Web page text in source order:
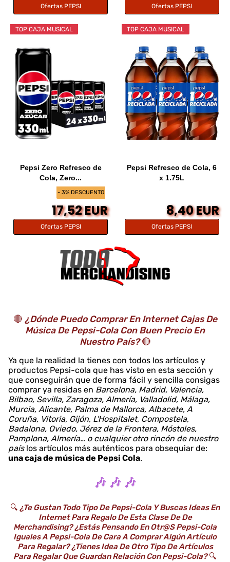
Ofertas PEPSI Ofertas PEPSI
- 3% DESCUENTO
TOP CAJA MUSICAL
Pepsi Zero Refresco de
Cola, Zero...
17,52 EUR
Ofertas PEPSI
TOP CAJA MUSICAL
Pepsi Refresco de Cola, 6
x 1.75L
8,40 EUR
Ofertas PEPSI
🔴 ¿Dónde Puedo Comprar En Internet Cajas De
Música De Pepsi-Cola Con Buen Precio En
Nuestro País?🔴
Ya que la realidad la tienes con todos los artículos y
productos Pepsi-cola que has visto en esta sección y
que conseguirán que de forma fácil y sencilla consigas
comprar ya residas en Barcelona, Madrid, Valencia,
Bilbao, Sevilla, Zaragoza, Almería, Valladolid, Málaga,
Murcia, Alicante, Palma de Mallorca, Albacete, A
Coruña, Vitoria, Gijón, L'Hospitalet, Compostela,
Badalona, Oviedo, Jérez de la Frontera, Móstoles,
Pamplona, Almería… o cualquier otro rincón de nuestro
paíslos artículos más auténticos para obsequiar de:
una caja de música de Pepsi Cola.
🎶 🎶 🎶
🔍 ¿Te Gustan Todo Tipo De Pepsi-Cola Y Buscas Ideas En
Internet Para Regalo De Esta Clase De De
Merchandising? ¿Estás Pensando En Otr@s Pepsi-Cola
Iguales A Pepsi-Cola De Cara A Comprar Algún Artículo
Para Regalar? ¿Tienes Idea De Otro Tipo De Artículos
Para Regalar Que Guardan Relación Con Pepsi-Cola?🔍